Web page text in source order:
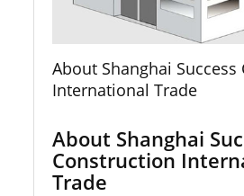
About Shanghai
International Trade
About Shanghai
Construction
Trade